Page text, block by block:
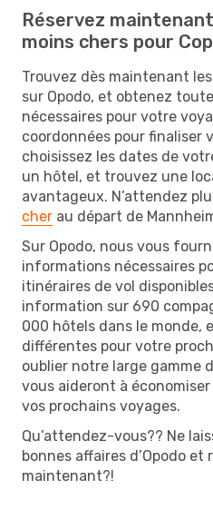
Réservez
moins chers pour
Trouvez dès maintenant
sur Opodo, et obtenez
nécessaires pour votre
coordonnées pour finaliser
choisissez les dates de
un hôtel, et trouvez une
avantageux. N’attendez
cher au départ de
Sur Opodo, nous vous
informations nécessaires
itinéraires de vol
information sur 690
000 hôtels dans le monde,
différentes pour votre
oublier notre large gamme
vous aideront à
vos prochains voyages.
Qu’attendez-vous?? Ne
bonnes affaires d’Opodo
maintenant?!